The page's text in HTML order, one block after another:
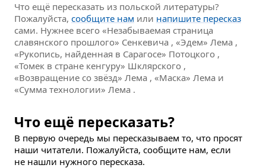
Что ещё пересказать из польской литературы?
Пожалуйста, сообщите нам или напишите пересказ
сами. Нужнее всего «Незабываемая страница
славянского прошлого» Сенкевича , «Эдем» Лема ,
«Рукопись, найденная в Сарагосе» Потоцкого ,
«Томек в стране кенгуру» Шклярского ,
«Возвращение со звёзд» Лема , «Маска» Лема и
«Сумма технологии» Лема .
Что ещё пересказать?
В первую очередь мы пересказываем то, что просят
наши читатели. Пожалуйста, сообщите нам, если
не нашли нужного пересказа.